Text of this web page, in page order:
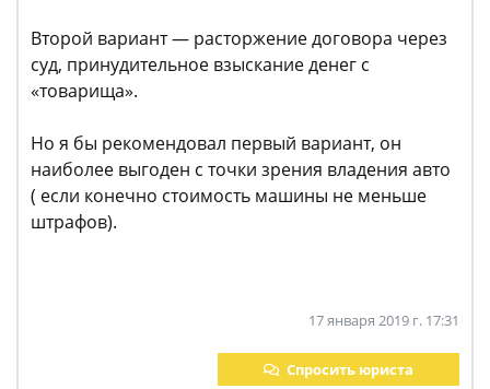
Второй вариант — расторжение договора через
суд, принудительное взыскание денег с
«товарища».
Но я бы рекомендовал первый вариант, он
наиболее выгоден с точки зрения владения авто
( если конечно стоимость машины не меньше
штрафов).
17 января 2019 г. 17:31
Спросить юриста